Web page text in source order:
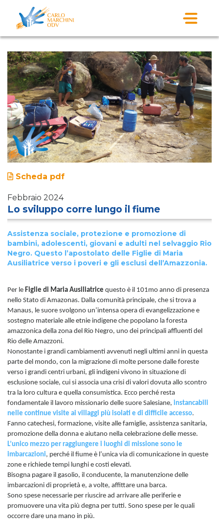
Scheda pdf
Febbraio 2024
Lo sviluppo corre lungo il fiume
Assistenza sociale, protezione e promozione di
bambini, adolescenti, giovani e adulti nel selvaggio Rio
Negro. Questo l’apostolato delle Figlie di Maria
Ausiliatrice verso i poveri e gli esclusi dell’Amazzonia.
Per le Figlie di Maria Ausiliatrice questo è il 101mo anno di presenza
nello Stato di Amazonas. Dalla comunità principale, che si trova a
Manaus, le suore svolgono un’intensa opera di evangelizzazione e
sostegno materiale alle etnie indigene che popolano la foresta
amazzonica della zona del Rio Negro, uno dei principali affluenti del
Rio delle Amazzoni.
Nonostante i grandi cambiamenti avvenuti negli ultimi anni in questa
parte del mondo, con la migrazione di molte persone dalle foreste
verso i grandi centri urbani, gli indigeni vivono in situazione di
esclusione sociale, cui si associa una crisi di valori dovuta allo scontro
tra la loro cultura e quella consumistica. Ecco perché resta
fondamentale il lavoro missionario delle suore Salesiane, instancabili
nelle continue visite ai villaggi più isolati e di difficile accesso.
Fanno catechesi, formazione, visite alle famiglie, assistenza sanitaria,
promozione della donna e aiutano nella celebrazione delle messe.
L’unico mezzo per raggiungere i luoghi di missione sono le
imbarcazioni, perché il fiume è l’unica via di comunicazione in queste
zone e richiede tempi lunghi e costi elevati.
Bisogna pagare il gasolio, il conducente, la manutenzione delle
imbarcazioni di proprietà e, a volte, affittare una barca.
Sono spese necessarie per riuscire ad arrivare alle periferie e
promuovere una vita più degna per tutti. Sono spese per le quali
occorre dare una mano in più.